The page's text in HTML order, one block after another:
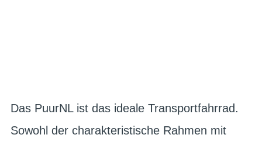
Das PuurNL ist das ideale Transportfahrrad.
Sowohl der charakteristische Rahmen mit